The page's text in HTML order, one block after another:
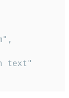
text"